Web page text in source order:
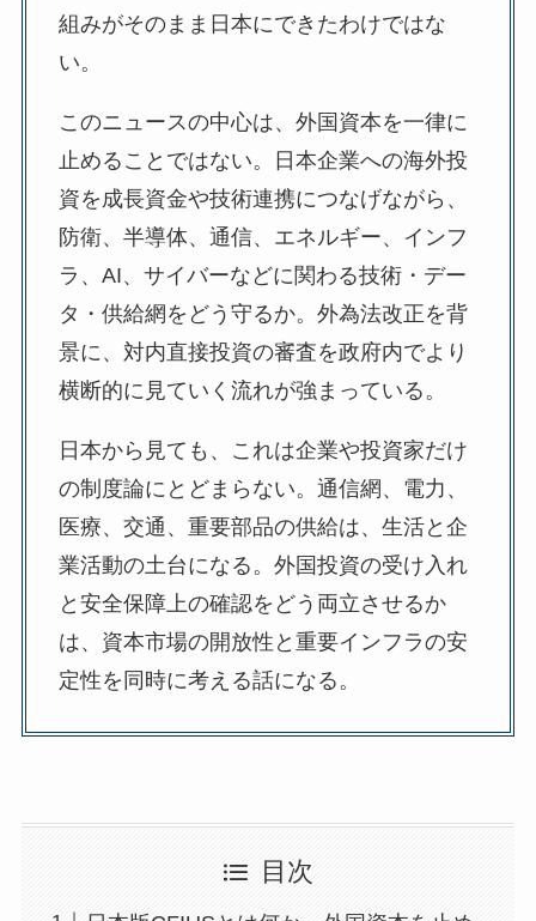
組みがそのまま日本にできたわけではな
い。
このニュースの中心は、外国資本を一律に
止めることではない。日本企業への海外投
資を成長資金や技術連携につなげながら、
防衛、半導体、通信、エネルギー、インフ
ラ、AI、サイバーなどに関わる技術・デー
タ・供給網をどう守るか。外為法改正を背
景に、対内直接投資の審査を政府内でより
横断的に見ていく流れが強まっている。
日本から見ても、これは企業や投資家だけ
の制度論にとどまらない。通信網、電力、
医療、交通、重要部品の供給は、生活と企
業活動の土台になる。外国投資の受け入れ
と安全保障上の確認をどう両立させるか
は、資本市場の開放性と重要インフラの安
定性を同時に考える話になる。
目次